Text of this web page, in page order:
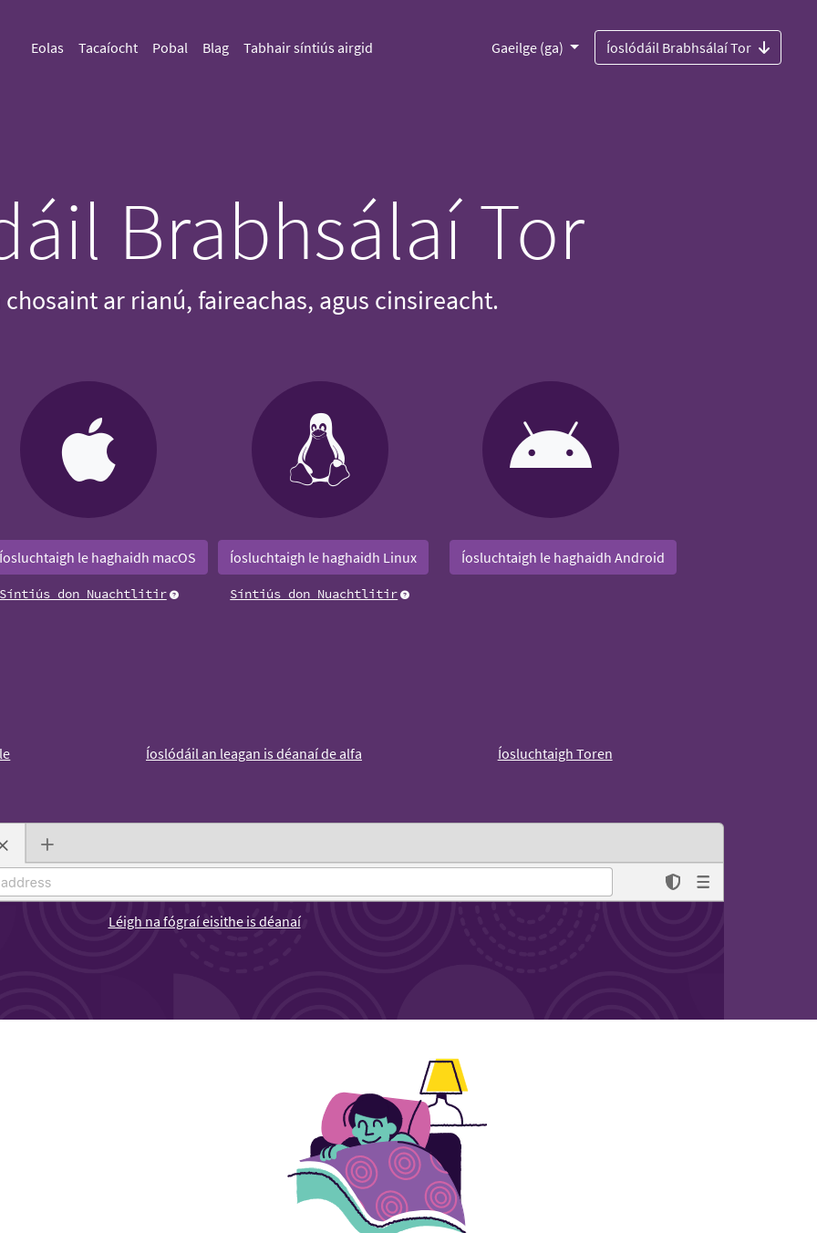
Eolas Tacaíocht Pobal Blag Tabhair síntiús airgid Gaeilge (ga) Íoslódáil Brabhsálaí Tor
Brabhsálaí Tor
chosaint ar rianú, faireachas, agus cinsireacht.
Íosluchtaigh le haghaidh macOS
Síntiús don Nuachtlitir
Íosluchtaigh le haghaidh Linux
Síntiús don Nuachtlitir
Íosluchtaigh le haghaidh Android
Íoslódáil an leagan is déanaí de alfa Íosluchtaigh Toren
Léigh na fógraí eisithe is déanaí